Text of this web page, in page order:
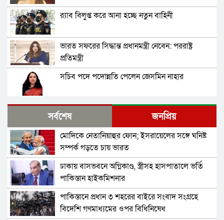
র‍্যাব বিলুপ্ত করে আনা হচ্ছে নতুন বাহিনী
ভারত সফরের সিদ্ধান্ত প্রধানমন্ত্রী নেবেন: পররাষ্ট্র
প্রতিমন্ত্রী
সচিব পদে পদোন্নতি পেলেন জেসমিন নাহার
পুলিশের ৭ কর্মকর্তাকে বদলি
পাইপলাইনের মাধ্যমে ভারত থেকে আরও বেশি
ডিজেল চেয়েছি: জ্বালানিমন্ত্রী
যথাযোগ্য মর্যাদায় সিলেটে জুলাই গণঅভ্যুত্থান দিবস
পালিত
গাজীপুর-৫ আসনের সাবেক এমপি আখতারুজ্জামান
গ্রেপ্তার
সর্বশেষ জনপ্রিয়
মোদিকে নেতানিয়াহুর ফোন; ইসরায়েলের সঙ্গে ঘনিষ্ট
সম্পর্ক গড়তে চায় ভারত
ঢাকায় বাসভবনে অগ্নিকাণ্ড, স্ত্রীসহ হাসপাতালে ভর্তি
পাকিস্তান হাইকমিশনার
পাকিস্তানে প্রধান ৩ শহরের বাইরে সংবাদ সংগ্রহে
বিদেশি গণমাধ্যমের ওপর বিধিনিষেধ